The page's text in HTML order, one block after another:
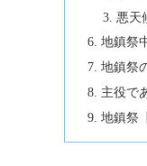
悪天
地鎮祭
地鎮祭
主役で
地鎮祭